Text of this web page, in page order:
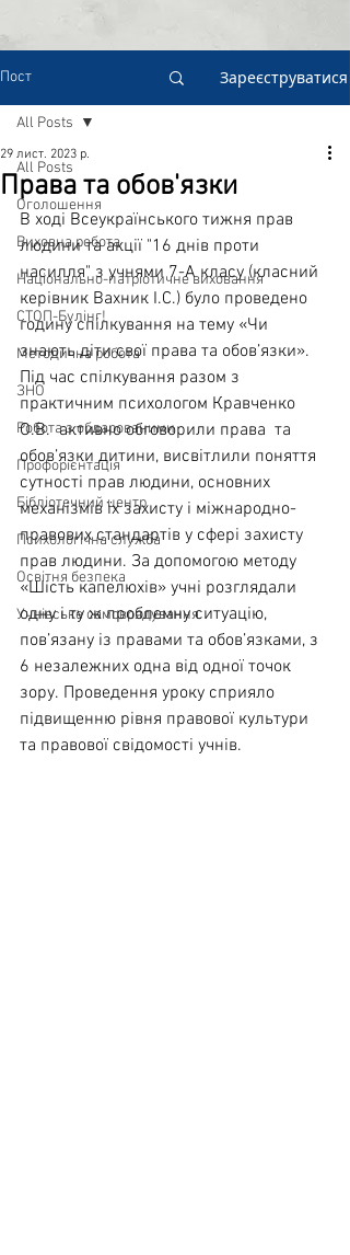
Пост Зареєструватися
All Posts
Оголошення
Виховна робота
Національно-патріотичне виховання
СТОП-Булінг!
Методична робота
ЗНО
Робота з обдарованими
Профорієнтація
Бібліотечний центр
Психологічна служба
Освітня безпека
Учнівське самоврядування
All Posts
Права та обов'язки
29 лист. 2023 р.
В ході Всеукраїнського тижня прав
людини та акції "16 днів проти
насилля" з учнями 7-А класу (класний
керівник Вахник І.С.) було проведено
годину спілкування на тему «Чи
знають діти свої права та обов’язки».
Під час спілкування разом з
практичним психологом Кравченко
О.В.  активно обговорили права  та
обов’язки дитини, висвітлили поняття
сутності прав людини, основних
механізмів їх захисту і міжнародно-
правових стандартів у сфері захисту
прав людини. За допомогою методу
«Шість капелюхів» учні розглядали
одну і ту ж проблемну ситуацію,
пов’язану із правами та обов’язками, з
6 незалежних одна від одної точок
зору. Проведення уроку сприяло
підвищенню рівня правової культури
та правової свідомості учнів.